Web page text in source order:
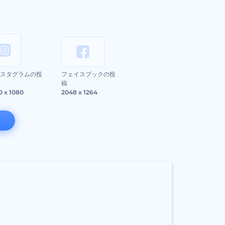
タグラムの投
x 1080
フェイスブックの投
稿
2048 x 1264